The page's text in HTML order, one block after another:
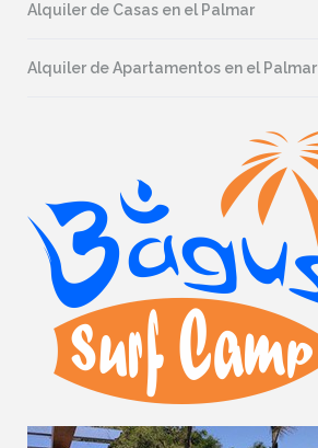
Alquiler de Casas en el Palmar
Alquiler de Apartamentos en el Palmar